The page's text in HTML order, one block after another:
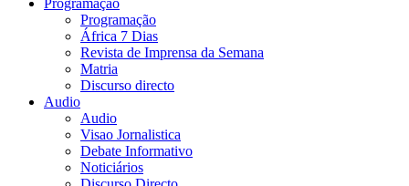
Programação
Programação
África 7 Dias
Revista de Imprensa da Semana
Matria
Discurso directo
Audio
Audio
Visao Jornalistica
Debate Informativo
Noticiários